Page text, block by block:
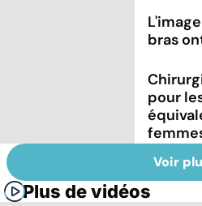
bras
pour
Voir
Plus de vidéos